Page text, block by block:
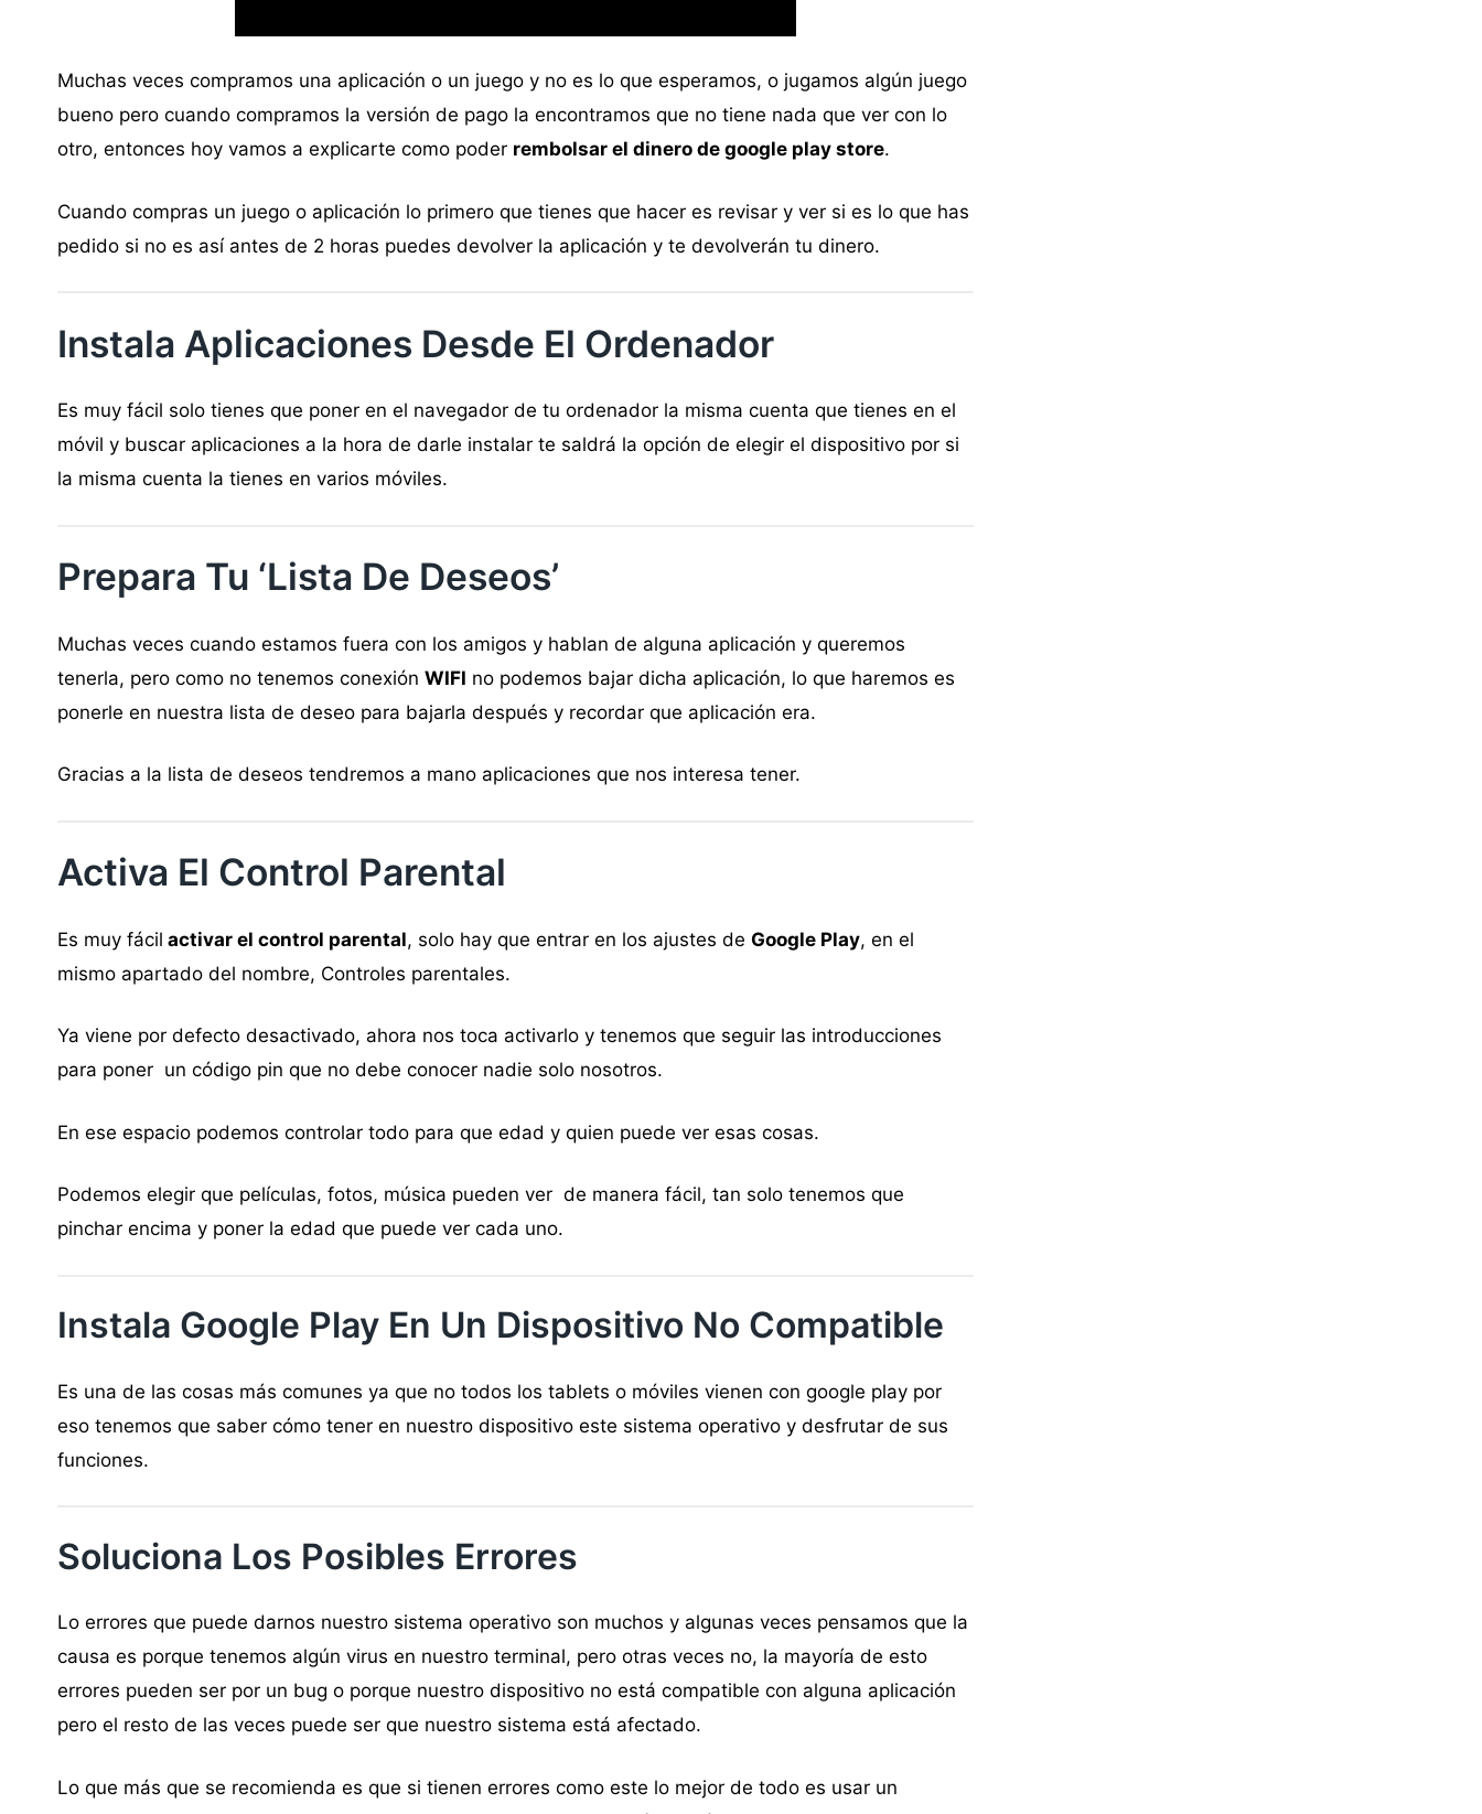
Muchas veces compramos una aplicación o un juego y no es lo que esperamos, o jugamos algún juego
bueno pero cuando compramos la versión de pago la encontramos que no tiene nada que ver con lo
otro, entonces hoy vamos a explicarte como poder rembolsar el dinero de google play store.
Cuando compras un juego o aplicación lo primero que tienes que hacer es revisar y ver si es lo que has
pedido si no es así antes de 2 horas puedes devolver la aplicación y te devolverán tu dinero.
Instala Aplicaciones Desde El Ordenador
Es muy fácil solo tienes que poner en el navegador de tu ordenador la misma cuenta que tienes en el
móvil y buscar aplicaciones a la hora de darle instalar te saldrá la opción de elegir el dispositivo por si
la misma cuenta la tienes en varios móviles.
Prepara Tu ‘lista De Deseos’
Muchas veces cuando estamos fuera con los amigos y hablan de alguna aplicación y queremos
tenerla, pero como no tenemos conexión WIFI no podemos bajar dicha aplicación, lo que haremos es
ponerle en nuestra lista de deseo para bajarla después y recordar que aplicación era.
Gracias a la lista de deseos tendremos a mano aplicaciones que nos interesa tener.
Activa El Control Parental
Es muy fácil activar el control parental, solo hay que entrar en los ajustes de Google Play, en el
mismo apartado del nombre, Controles parentales.
Ya viene por defecto desactivado, ahora nos toca activarlo y tenemos que seguir las introducciones
para poner un código pin que no debe conocer nadie solo nosotros.
En ese espacio podemos controlar todo para que edad y quien puede ver esas cosas.
Podemos elegir que películas, fotos, música pueden ver de manera fácil, tan solo tenemos que
pinchar encima y poner la edad que puede ver cada uno.
Instala Google Play En Un Dispositivo No Compatible
Es una de las cosas más comunes ya que no todos los tablets o móviles vienen con google play por
eso tenemos que saber cómo tener en nuestro dispositivo este sistema operativo y desfrutar de sus
funciones.
Soluciona Los Posibles Errores
Lo errores que puede darnos nuestro sistema operativo son muchos y algunas veces pensamos que la
causa es porque tenemos algún virus en nuestro terminal, pero otras veces no, la mayoría de esto
errores pueden ser por un bug o porque nuestro dispositivo no está compatible con alguna aplicación
pero el resto de las veces puede ser que nuestro sistema está afectado.
Lo que más que se recomienda es que si tienen errores como este lo mejor de todo es usar un